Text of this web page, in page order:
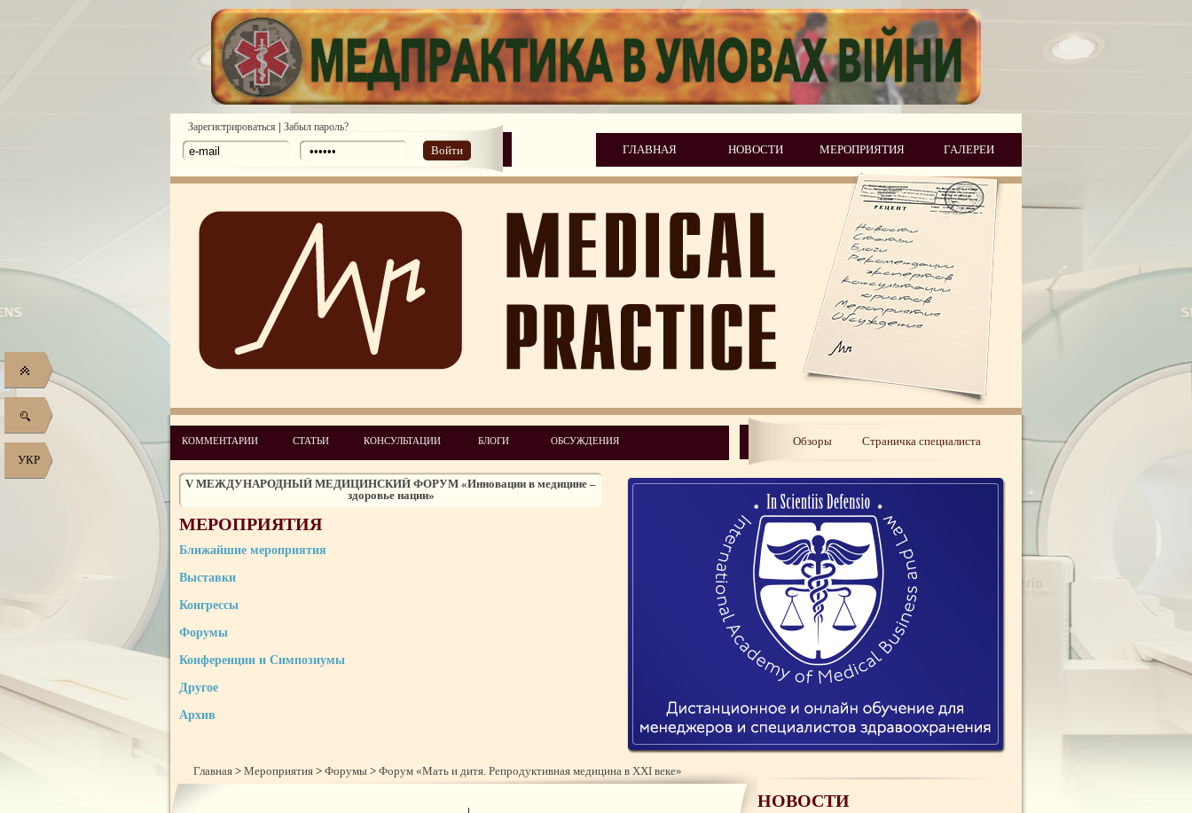
УКР
Зарегистрироваться | Забыл пароль?
Войти ГЛАВНАЯ НОВОСТИ МЕРОПРИЯТИЯ ГАЛЕРЕИ
КОММЕНТАРИИ СТАТЬИ КОНСУЛЬТАЦИИ БЛОГИ ОБСУЖДЕНИЯ Обзоры Страничка специалиста
МЕЖДУНАРОДНЫЙ МЕДИЦИНСКИЙ ФОРУМ
IV МЕЖДУНАРОДНЫЙ МЕДИЦИНСКИЙ ФОРУМ
IV Ежегодный форум по фармацевтическому праву АЮУ
V МЕЖДУНАРОДНЫЙ МЕДИЦИНСКИЙ ФОРУМ «Инновации в медицине –
здоровье нации»
Международный медицинский форум соберет светил отечественной
Форум владельцев и руководителей частных клиник
Ежегодный международный научно-практический форум репродуктивной
МЕРОПРИЯТИЯ
Ближайшие мероприятия
Выставки
Конгрессы
Форумы
Конференции и Симпозиумы
Другое
Архив
Главная > Мероприятия > Форумы > Форум «Мать и дитя. Репродуктивная медицина в XXI веке»
НОВОСТИ